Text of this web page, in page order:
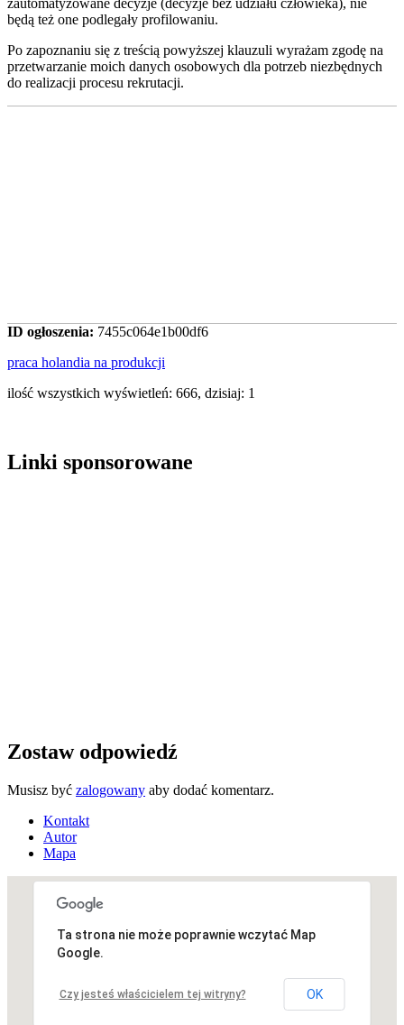
zautomatyzowane decyzje (decyzje bez udziału człowieka), nie
będą też one podlegały profilowaniu.
Po zapoznaniu się z treścią powyższej klauzuli wyrażam zgodę na
przetwarzanie moich danych osobowych dla potrzeb niezbędnych
do realizacji procesu rekrutacji.
ID ogłoszenia: 7455c064e1b00df6
praca holandia na produkcji
ilość wszystkich wyświetleń: 666, dzisiaj: 1
Linki sponsorowane
Zostaw odpowiedź
Musisz być zalogowany aby dodać komentarz.
Kontakt
Autor
Mapa
Niestety, adres nie został znaleziony.
Ta strona nie może poprawnie wczytać Map
Google.
Czy jesteś właścicielem tej witryny? OK